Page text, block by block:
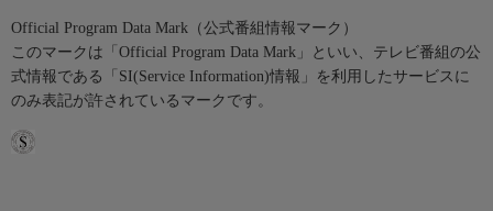
Official Program Data Mark（公式番組情報マーク）
このマークは「Official Program Data Mark」といい、テレビ番組の公
式情報である「SI(Service Information)情報」を利用したサービスに
のみ表記が許されているマークです。